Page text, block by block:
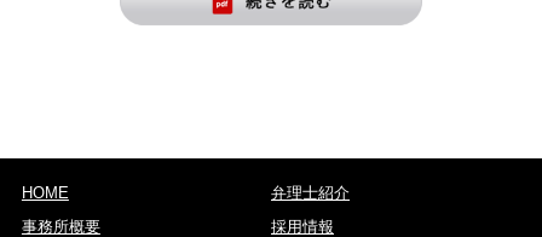
HOME
事務所概要
弁理士紹介
採用情報